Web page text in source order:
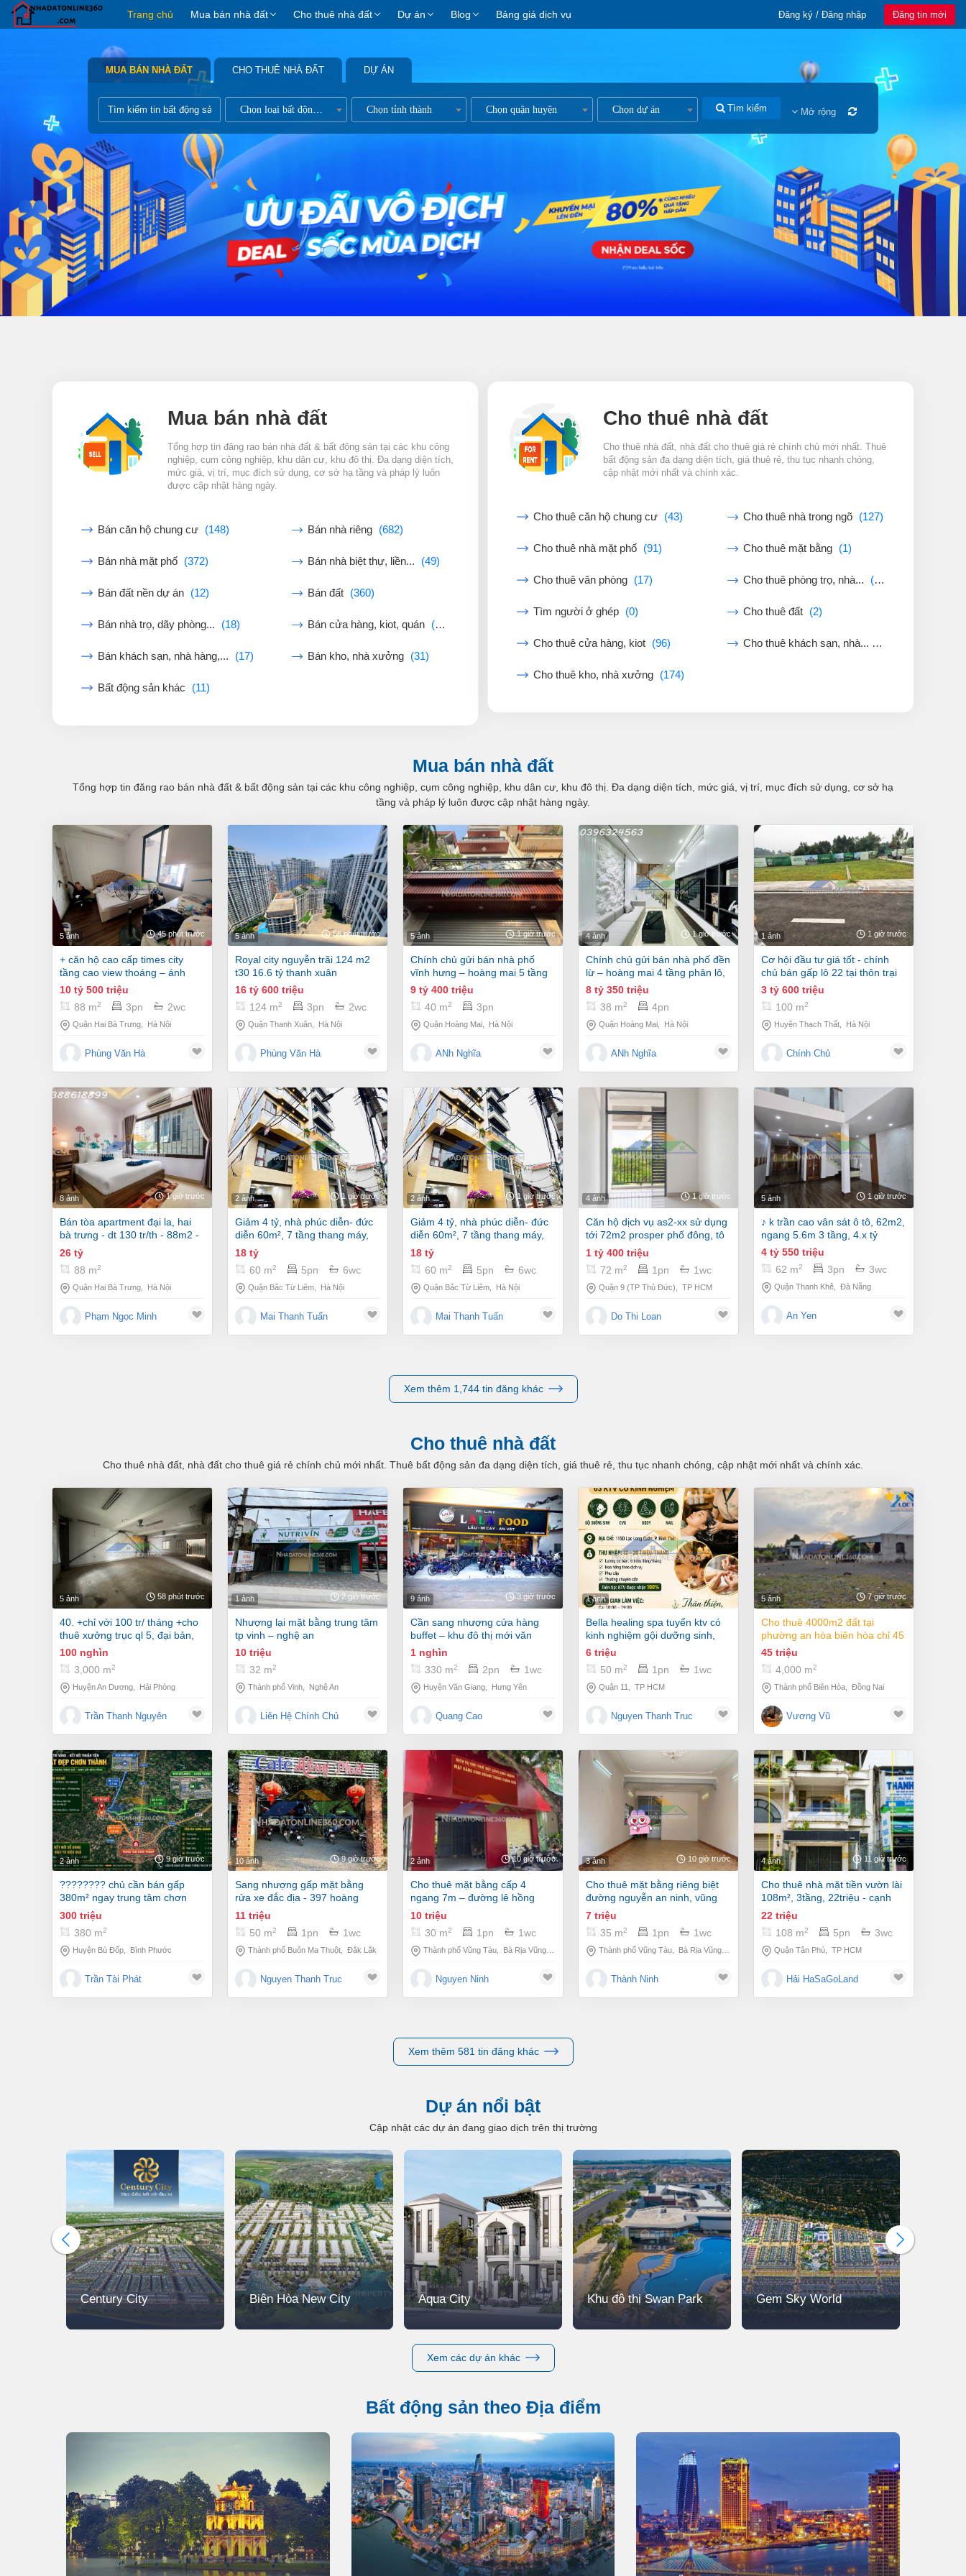
Trang chủ Mua bán nhà đất Cho thuê nhà đất Dự án Blog Bảng giá dịch vụ Đăng ký / Đăng nhập Đăng tin mới
MUA BÁN NHÀ ĐẤT CHO THUÊ NHÀ ĐẤT DỰ ÁN
Chọn loại bất động sản Chọn tỉnh thành Chọn quận huyện Chọn dự án Tìm kiếm Mở rộng
Mua bán nhà đất
Tổng hợp tin đăng rao bán nhà đất & bất động sản tại các khu công
nghiệp, cụm công nghiệp, khu dân cư, khu đô thị. Đa dạng diện tích,
mức giá, vị trí, mục đích sử dụng, cơ sở hạ tầng và pháp lý luôn
được cập nhật hàng ngày.
Bán căn hộ chung cư (148) Bán nhà riêng (682)
Bán nhà mặt phố (372) Bán nhà biệt thự, liền... (49)
Bán đất nền dự án (12) Bán đất (360)
Bán nhà trọ, dãy phòng... (18) Bán cửa hàng, kiot, quán (44)
Bán khách sạn, nhà hàng,... (17) Bán kho, nhà xưởng (31)
Bất động sản khác (11)
Cho thuê nhà đất
Cho thuê nhà đất, nhà đất cho thuê giá rẻ chính chủ mới nhất. Thuê
bất động sản đa dạng diện tích, giá thuê rẻ, thu tục nhanh chóng,
cập nhật mới nhất và chính xác.
Cho thuê căn hộ chung cư (43) Cho thuê nhà trong ngõ (127)
Cho thuê nhà mặt phố (91) Cho thuê mặt bằng (1)
Cho thuê văn phòng (17) Cho thuê phòng trọ, nhà... (30)
Tìm người ở ghép (0) Cho thuê đất (2)
Cho thuê cửa hàng, kiot (96) Cho thuê khách sạn, nhà...
(0)
Cho thuê kho, nhà xưởng (174)
Mua bán nhà đất
Tổng hợp tin đăng rao bán nhà đất & bất động sản tại các khu công nghiệp, cụm công nghiệp, khu dân cư, khu đô thị. Đa dạng diện tích, mức giá, vị trí, mục đích sử dụng, cơ sở hạ
tầng và pháp lý luôn được cập nhật hàng ngày.
5 ảnh 45 phút trước
+ căn hộ cao cấp times city
tầng cao view thoáng – ánh
sáng ngập tràn - an ninh tuyệt
10 tỷ 500 triệu
88 m2 3pn 2wc
Quận Hai Bà Trưng Hà Nội
Phùng Văn Hà
5 ảnh 56 phút trước
royal city nguyễn trãi 124 m2
t30 16.6 tỷ thanh xuân
????????????căn hộ cao cấp
– cc royal city – full nội thất –
căn vòm 2 ban công siêu rộng
và thoáng mát qu
16 tỷ 600 triệu
124 m2 3pn 2wc
Quận Thanh Xuân Hà Nội
Phùng Văn Hà
5 ảnh 1 giờ trước
chính chủ gửi bán nhà phố
vĩnh hưng – hoàng mai 5 tầng
lô góc, ô tô chạy qua, kinh
doanh, 9.4 tỷ
9 tỷ 400 triệu
40 m2 3pn
Quận Hoàng Mai Hà Nội
ANh Nghĩa
4 ảnh 1 giờ trước
chính chủ gửi bán nhà phố đền
lừ – hoàng mai 4 tầng phân lô,
2 mặt thoáng, 8.35 tỷ
8 tỷ 350 triệu
38 m2 4pn
Quận Hoàng Mai Hà Nội
ANh Nghĩa
1 ảnh 1 giờ trước
cơ hội đầu tư giá tốt - chính
chủ bán gấp lô 22 tại thôn trại
hồ, đoài phương, tp.hà nội.
3 tỷ 600 triệu
100 m2
Huyện Thạch Thất Hà Nội
Chính Chủ
8 ảnh 1 giờ trước
bán tòa apartment đại la, hai
bà trưng - dt 130 tr/th - 88m2 -
7 tầng - mt 5m - 26 tỷ
26 tỷ
88 m2
Quận Hai Bà Trưng Hà Nội
Phạm Ngọc Minh
2 ảnh 1 giờ trước
giảm 4 tỷ, nhà phúc diễn- đức
diễn 60m², 7 tầng thang máy,
khu đất phân lô, đẹp như tranh
vẽ, 18 tỷ.
18 tỷ
60 m2 5pn 6wc
Quận Bắc Từ Liêm Hà Nội
Mai Thanh Tuấn
2 ảnh 1 giờ trước
giảm 4 tỷ, nhà phúc diễn- đức
diễn 60m², 7 tầng thang máy,
khu đất phân lô, đẹp như tranh
vẽ, 18 tỷ.
18 tỷ
60 m2 5pn 6wc
Quận Bắc Từ Liêm Hà Nội
Mai Thanh Tuấn
4 ảnh 1 giờ trước
căn hộ dịch vụ as2-xx sử dụng
tới 72m2 prosper phố đông, tô
ngọc vân khai thác luôn
1 tỷ 400 triệu
72 m2 1pn 1wc
Quận 9 (TP Thủ Đức) TP HCM
Do Thi Loan
5 ảnh 1 giờ trước
♪ k trần cao vân sát ô tô, 62m2,
ngang 5.6m 3 tầng, 4.x tỷ
4 tỷ 550 triệu
62 m2 3pn 3wc
Quận Thanh Khê Đà Nẵng
An Yen
Xem thêm 1,744 tin đăng khác
Cho thuê nhà đất
Cho thuê nhà đất, nhà đất cho thuê giá rẻ chính chủ mới nhất. Thuê bất động sản đa dạng diện tích, giá thuê rẻ, thu tục nhanh chóng, cập nhật mới nhất và chính xác.
5 ảnh 58 phút trước
40. +chỉ với 100 tr/ tháng +cho
thuê xưởng trục ql 5, đại bản,
an dương, hp
100 nghìn
3,000 m2
Huyện An Dương Hải Phòng
Trần Thanh Nguyên
1 ảnh 2 giờ trước
nhượng lại mặt bằng trung tâm
tp vinh – nghệ an
10 triệu
32 m2
Thành phố Vinh Nghệ An
Liên Hệ Chính Chủ
9 ảnh 3 giờ trước
cần sang nhượng cửa hàng
buffet – khu đô thị mới văn
giang, hưng yên đã setup full,
nhận là kinh doanh ngay
1 nghìn
330 m2 2pn 1wc
Huyện Văn Giang Hưng Yên
Quang Cao
1 ảnh 3 giờ trước
bella healing spa tuyển ktv có
kinh nghiệm gội dưỡng sinh,
cvg, body, nail
6 triệu
50 m2 1pn 1wc
Quận 11 TP HCM
Nguyen Thanh Truc
5 ảnh 7 giờ trước
cho thuê 4000m2 đất tại
phường an hòa biên hòa chỉ 45
triệu/ tháng
45 triệu
4,000 m2
Thành phố Biên Hòa Đồng Nai
Vương Vũ
2 ảnh 9 giờ trước
???????? chủ cần bán gấp
380m² ngay trung tâm chơn
thành – giá chỉ hơn 300 triệu!
300 triệu
380 m2
Huyện Bù Đốp Bình Phước
Trần Tài Phát
10 ảnh 9 giờ trước
sang nhượng gấp mặt bằng
rửa xe đắc địa - 397 hoàng
diệu cơ hội vàng cho ae đang
tìm mặt bằng khởi nghiệp
11 triệu
50 m2 1pn 1wc
Thành phố Buôn Ma Thuột Đắk Lắk
Nguyen Thanh Truc
2 ảnh 10 giờ trước
cho thuê mặt bằng cấp 4
ngang 7m – đường lê hồng
phong, vũng tàu ????
10 triệu
30 m2 1pn 1wc
Thành phố Vũng Tàu Bà Rịa Vũng Tàu
Nguyen Ninh
3 ảnh 10 giờ trước
cho thuê mặt bằng riêng biệt
đường nguyễn an ninh, vũng
tàu ????
7 triệu
35 m2 1pn 1wc
Thành phố Vũng Tàu Bà Rịa Vũng Tàu
Thành Ninh
4 ảnh 11 giờ trước
cho thuê nhà mặt tiền vườn lài
108m², 3tầng, 22triệu - cạnh
ngã tư
22 triệu
108 m2 5pn 3wc
Quận Tân Phú TP HCM
Hải HaSaGoLand
Xem thêm 581 tin đăng khác
Dự án nổi bật
Cập nhật các dự án đang giao dịch trên thị trường
Century City Biên Hòa New City Aqua City Khu đô thị Swan Park Gem Sky World
Xem các dự án khác
Bất động sản theo Địa điểm